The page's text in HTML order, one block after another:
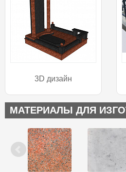
3D дизайн
МАТЕРИАЛЫ ДЛЯ